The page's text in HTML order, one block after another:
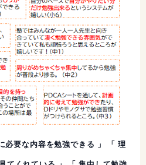
必要な内容を勉強できる 」 「 理